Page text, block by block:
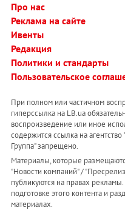
Про нас
Реклама на сайте
Ивенты
Редакция
Политики и стандарты
Пользовательское
При полном или частичном
гиперссылка на LB.ua
воспроизведение или иное
содержится ссылка на
Группа" запрещено.
Материалы, которые
"Новости компаний" /
публикуются на правах рекламы.
подготовке этого контента и
материалах.